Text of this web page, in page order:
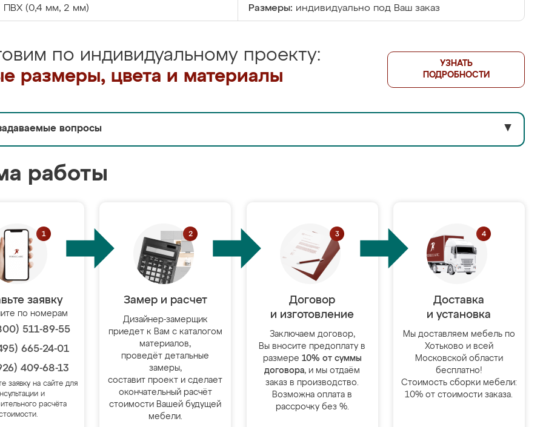
ПВХ (0,4 мм, 2 мм) Размеры: индивидуально под Ваш заказ
по индивидуальному проекту:
размеры, цвета и материалы
УЗНАТЬ
ПОДРОБНОСТИ
вопросы ▼
работы
заявку
по номерам
511-89-55
665-24-01
409-68-13
заявку на сайте для
и
расчёта
Замер и расчет
Дизайнер-замерщик
приедет к Вам с каталогом
материалов,
проведёт детальные
замеры,
составит проект и сделает
окончательный расчёт
стоимости Вашей будущей
мебели.
Договор
и изготовление
Заключаем договор,
Вы вносите предоплату в
размере 10% от суммы
договора, и мы отдаём
заказ в производство.
Возможна оплата в
рассрочку без %.
Доставка
и установка
Мы доставляем мебель по
Хотьково и всей
Московской области
бесплатно!
Стоимость сборки мебели:
10% от стоимости заказа.